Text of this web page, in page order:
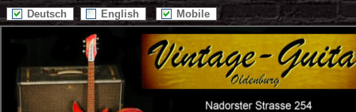
Deutsch English Mobile